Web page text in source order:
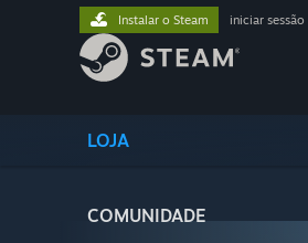
LOJA
COMUNIDADE
Instalar o Steam iniciar sessão